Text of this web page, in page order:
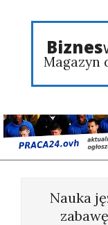
Biznes
Magazyn
Nauka